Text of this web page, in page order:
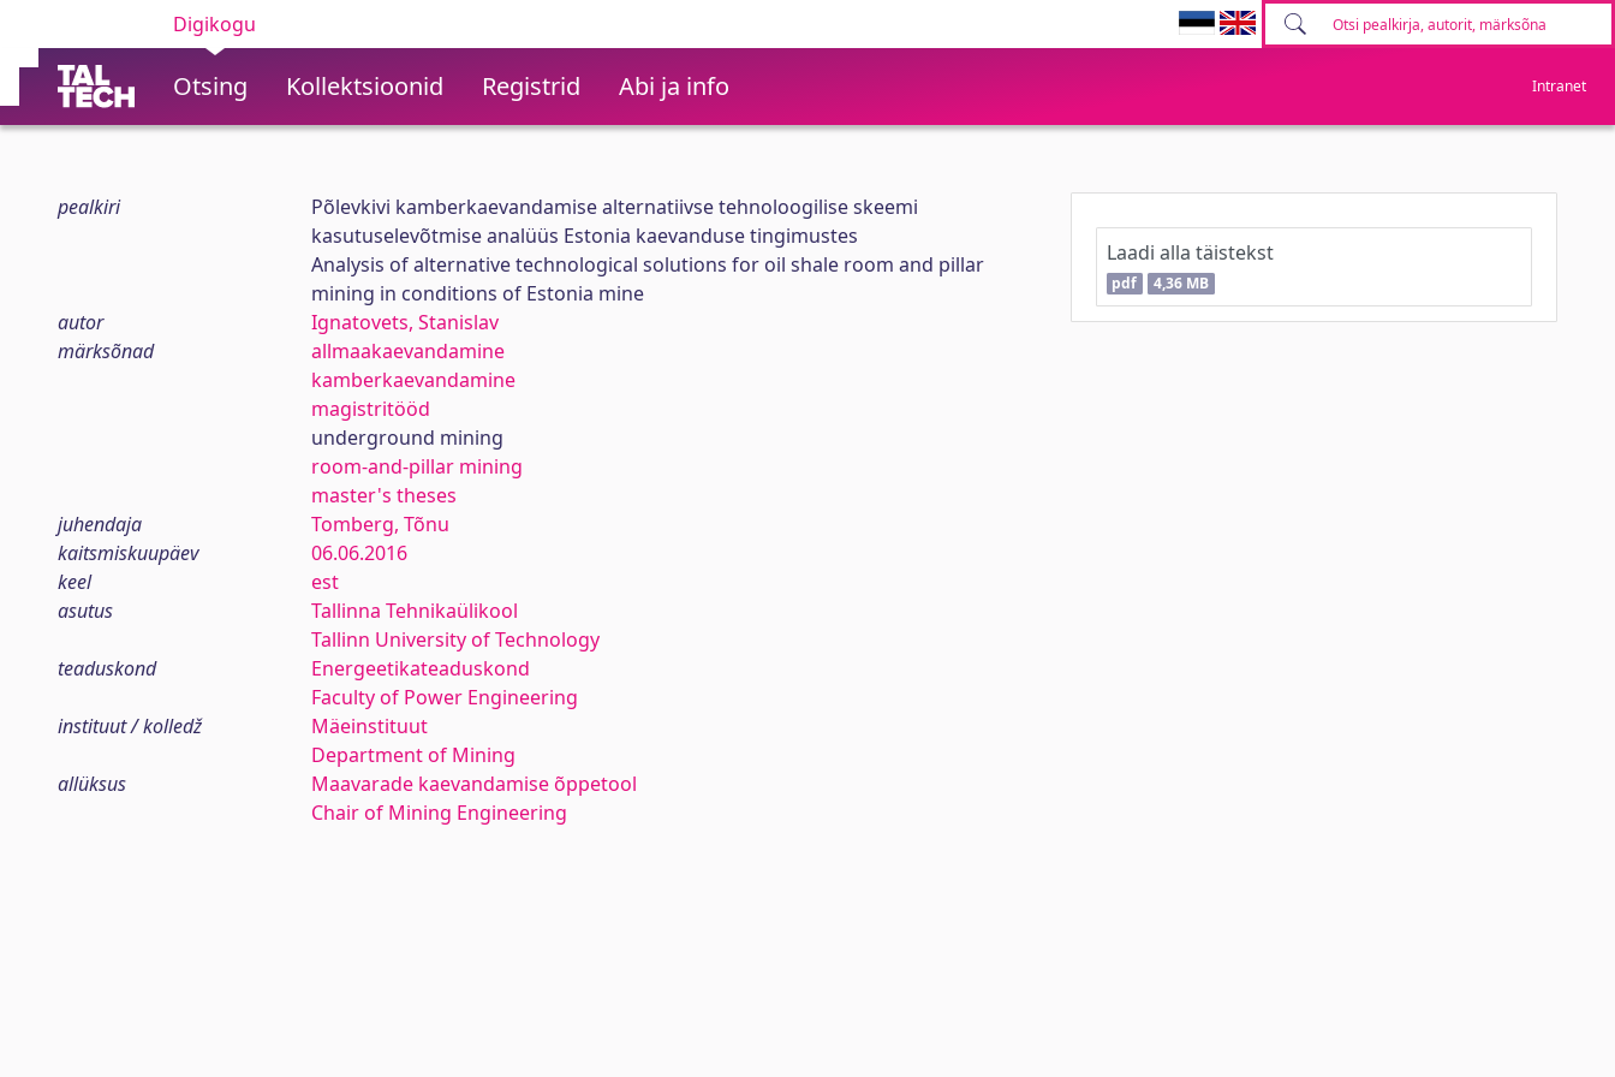
Digikogu
Otsing Kollektsioonid Registrid Abi ja info Intranet
pealkiri
Põlevkivi kamberkaevandamise alternatiivse tehnoloogilise skeemi
kasutuselevõtmise analüüs Estonia kaevanduse tingimustes
Analysis of alternative technological solutions for oil shale room and pillar
mining in conditions of Estonia mine
autor
Ignatovets, Stanislav
märksõnad
allmaakaevandamine
kamberkaevandamine
magistritööd
underground mining
room-and-pillar mining
master's theses
juhendaja
Tomberg, Tõnu
kaitsmiskuupäev
06.06.2016
keel
est
asutus
Tallinna Tehnikaülikool
Tallinn University of Technology
teaduskond
Energeetikateaduskond
Faculty of Power Engineering
instituut / kolledž
Mäeinstituut
Department of Mining
allüksus
Maavarade kaevandamise õppetool
Chair of Mining Engineering
Laadi alla täistekst
pdf 4,36 MB